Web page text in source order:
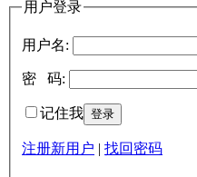
用户登录
用户名:
密 码:
记住我
注册新用户 找回密码